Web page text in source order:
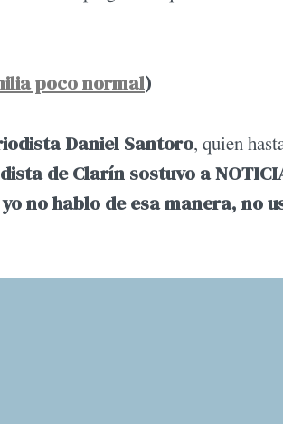
poco normal)
Daniel Santoro, quien
de Clarín sostuvo a
no hablo de esa manera, no